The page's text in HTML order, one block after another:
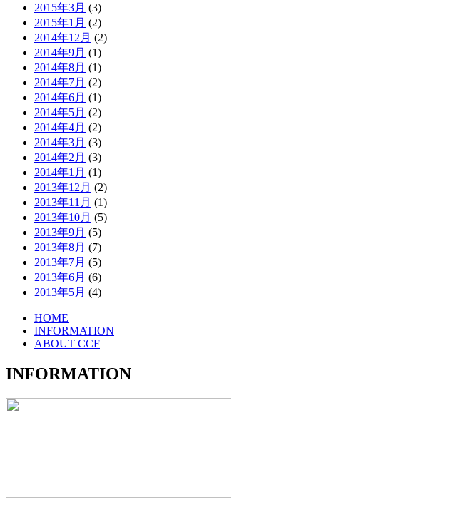
2015年3月 (3)
2015年1月 (2)
2014年12月 (2)
2014年9月 (1)
2014年8月 (1)
2014年7月 (2)
2014年6月 (1)
2014年5月 (2)
2014年4月 (2)
2014年3月 (3)
2014年2月 (3)
2014年1月 (1)
2013年12月 (2)
2013年11月 (1)
2013年10月 (5)
2013年9月 (5)
2013年8月 (7)
2013年7月 (5)
2013年6月 (6)
2013年5月 (4)
HOME
INFORMATION
ABOUT CCF
INFORMATION